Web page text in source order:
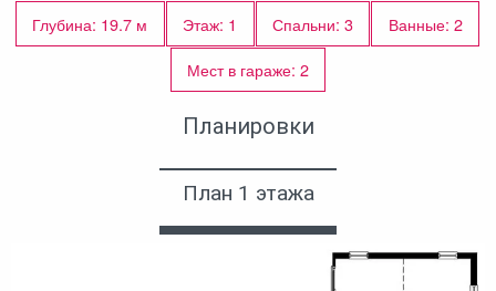
Глубина: 19.7 м
Этаж: 1 Спальни: 3
Ванные: 2
Мест в гараже: 2
Планировки
План 1 этажа